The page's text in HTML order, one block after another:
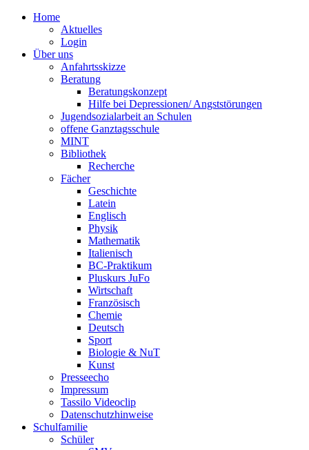
Home
Aktuelles
Login
Über uns
Anfahrtsskizze
Beratung
Beratungskonzept
Hilfe bei Depressionen/ Angststörungen
Jugendsozialarbeit an Schulen
offene Ganztagsschule
MINT
Bibliothek
Recherche
Fächer
Geschichte
Latein
Englisch
Physik
Mathematik
Italienisch
BC-Praktikum
Pluskurs JuFo
Wirtschaft
Französisch
Chemie
Deutsch
Sport
Biologie & NuT
Kunst
Presseecho
Impressum
Tassilo Videoclip
Datenschutzhinweise
Schulfamilie
Schüler